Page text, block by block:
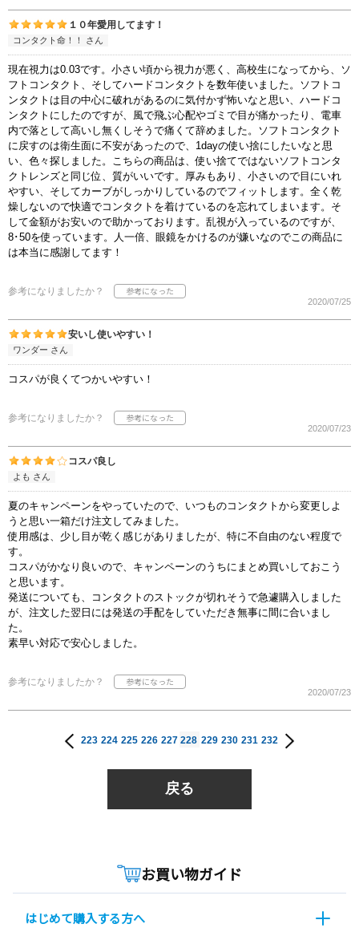
１０年愛用してます！
コンタクト命！！ さん
現在視力は0.03です。小さい頃から視力が悪く、高校生になってから、ソ
フトコンタクト、そしてハードコンタクトを数年使いました。ソフトコ
ンタクトは目の中心に破れがあるのに気付かず怖いなと思い、ハードコ
ンタクトにしたのですが、風で飛ぶ心配やゴミで目が痛かったり、電車
内で落として高いし無くしそうで痛くて辞めました。ソフトコンタクト
に戻すのは衛生面に不安があったので、1dayの使い捨にしたいなと思
い、色々探しました。こちらの商品は、使い捨てではないソフトコンタ
クトレンズと同じ位、質がいいです。厚みもあり、小さいので目にいれ
やすい、そしてカーブがしっかりしているのでフィットします。全く乾
燥しないので快適でコンタクトを着けているのを忘れてしまいます。そ
して金額がお安いので助かっております。乱視が入っているのですが、
8･50を使っています。人一倍、眼鏡をかけるのが嫌いなのでこの商品に
は本当に感謝してます！
参考になりましたか？
2020/07/25
安いし使いやすい！
ワンダー さん
コスパが良くてつかいやすい！
参考になりましたか？
2020/07/23
コスパ良し
よも さん
夏のキャンペーンをやっていたので、いつものコンタクトから変更しよ
うと思い一箱だけ注文してみました。
使用感は、少し目が乾く感じがありましたが、特に不自由のない程度で
す。
コスパがかなり良いので、キャンペーンのうちにまとめ買いしておこう
と思います。
発送についても、コンタクトのストックが切れそうで急遽購入しました
が、注文した翌日には発送の手配をしていただき無事に間に合いまし
た。
素早い対応で安心しました。
参考になりましたか？
2020/07/23
223 224 225 226 227 228 229 230 231 232
戻る
お買い物ガイド
はじめて購入する方へ